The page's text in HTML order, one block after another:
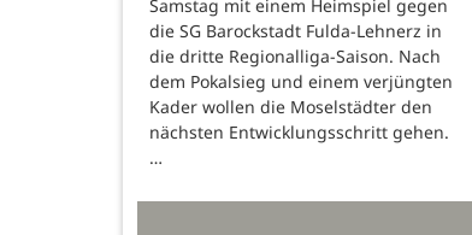
Samstag mit einem Heimspiel gegen
die SG Barockstadt Fulda-Lehnerz in
die dritte Regionalliga-Saison. Nach
dem Pokalsieg und einem verjüngten
Kader wollen die Moselstädter den
nächsten Entwicklungsschritt gehen.
…